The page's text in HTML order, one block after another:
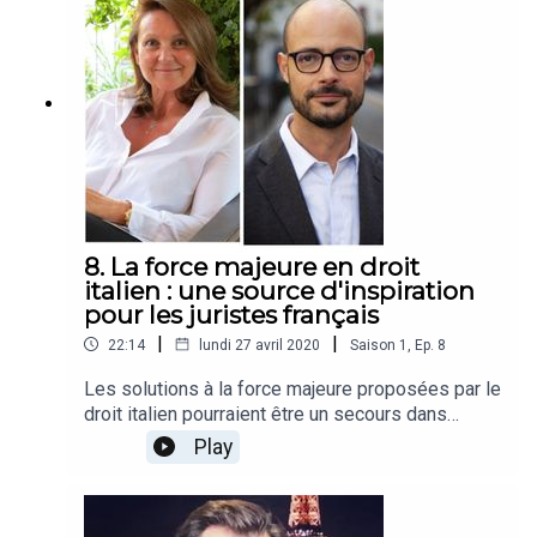
temps de crise, un entretien entre bon sens et
sang froid pour comprendre comment est piloté
un fleuron comme Air France dans le gros temps.
8. La force majeure en droit
italien : une source d'inspiration
pour les juristes français
22:14 | lundi 27 avril 2020 | Saison 1 , Ep. 8
Les solutions à la force majeure proposées par le
droit italien pourraient être un secours dans
l’élaboration de solutions dans les discussions
en cours en droit français. Dans cet épisode,
écoutez une discussion entre Me Sabatier, avocat
en France, et Anne Manuelle Gaillet, avocate et
Play